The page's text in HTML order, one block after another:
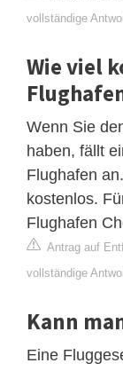
vollständige
Wie viel
Wenn Sie
haben, fällt
Flughafen
kostenlos.
Flughafen
Antrag auf
vollständige
Kann
Eine